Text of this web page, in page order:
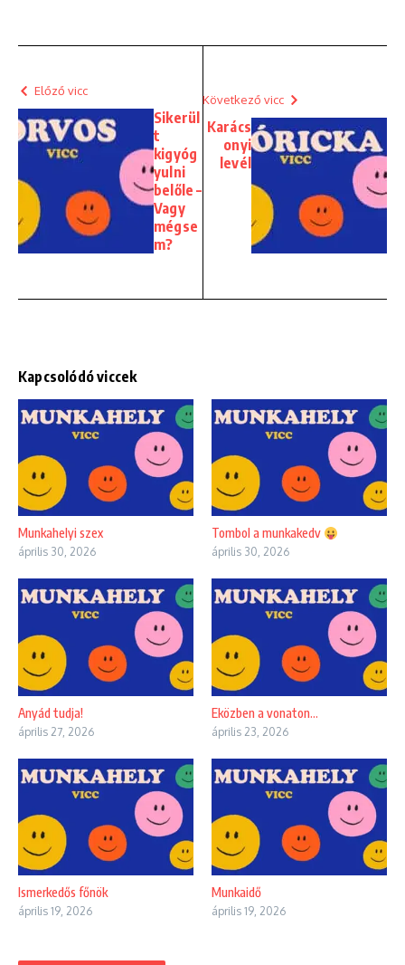
Előző vicc
Sikerül
t
kigyóg
yulni
belőle –
Vagy
mégse
m?
Következő vicc
Karács
onyi
levél
Kapcsolódó viccek
Munkahelyi szex
április 30, 2026
Tombol a munkakedv
április 30, 2026
Anyád tudja!
április 27, 2026
Eközben a vonaton…
április 23, 2026
Ismerkedős főnök
április 19, 2026
Munkaidő
április 19, 2026